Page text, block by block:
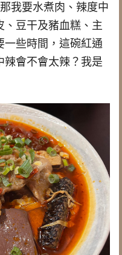
我要水煮肉、辣度中
、豆干及豬血糕、主
一些時間，這碗紅通
辣會不會太辣？我是